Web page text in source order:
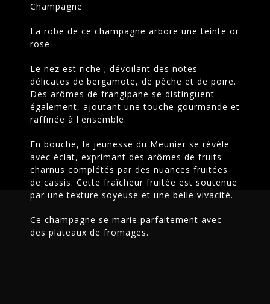
B
L
A
N
C
D
E
M
E
U
N
I
E
R
Champagne
La robe de ce champagne arbore une teinte or
rose.
Le nez est riche ; dévoilant des notes
délicates de bergamote, de pêche et de poire.
Des arômes de frangipane se distinguent
également, ajoutant une touche gourmande et
raffinée à l'ensemble.
En bouche, la jeunesse du Meunier se révèle
avec éclat, exprimant des arômes de fruits
charnus complétés par des nuances fruitées
de cassis. Cette fraîcheur fruitée est soutenue
par une texture soyeuse et une belle vivacité.
Ce champagne se marie parfaitement avec
des plateaux de fromages.